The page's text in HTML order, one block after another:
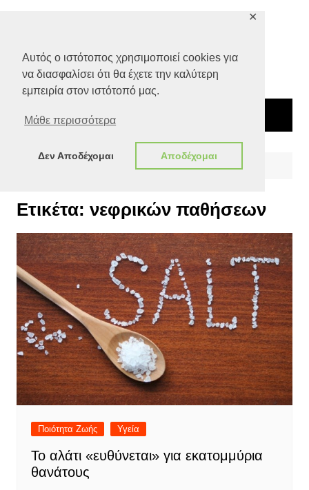
Αυτός ο ιστότοπος χρησιμοποιεί cookies για
να διασφαλίσει ότι θα έχετε την καλύτερη
εμπειρία στον ιστότοπό μας.
Μάθε περισσότερα
Δεν Αποδέχομαι Αποδέχομαι
✕
νεφρικών παθήσεων
Ετικέτα: νεφρικών παθήσεων
Ποιότητα Ζωής Υγεία
Το αλάτι «ευθύνεται» για εκατομμύρια
θανάτους